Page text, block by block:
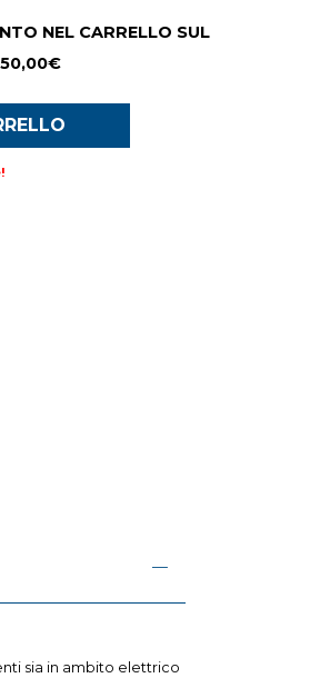
NEL CARRELLO SUL
50,00€
sia in ambito elettrico